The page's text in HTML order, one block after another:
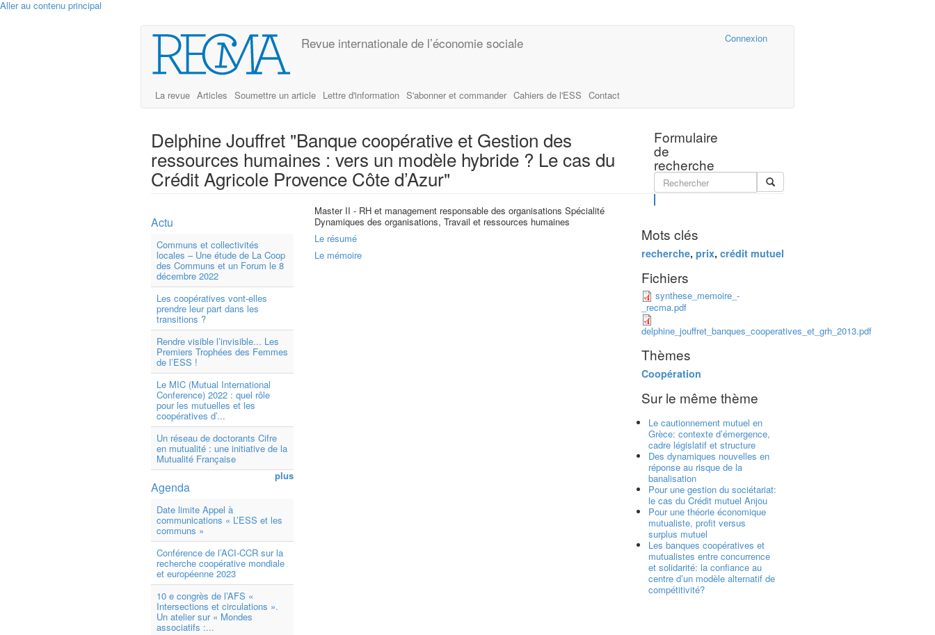
Aller au contenu principal
Connexion
Revue internationale de l’économie sociale
La revue Articles Soumettre un article Lettre d'information S'abonner et commander Cahiers de l'ESS Contact
Formulaire
de
recherche
Delphine Jouffret "Banque coopérative et Gestion des
ressources humaines : vers un modèle hybride ? Le cas du
Crédit Agricole Provence Côte d’Azur"
Actu
Communs et collectivités
locales – Une étude de La Coop
des Communs et un Forum le 8
décembre 2022
Les coopératives vont-elles
prendre leur part dans les
transitions ?
Rendre visible l’invisible... Les
Premiers Trophées des Femmes
de l’ESS !
Le MIC (Mutual International
Conference) 2022 : quel rôle
pour les mutuelles et les
coopératives d’...
Un réseau de doctorants Cifre
en mutualité : une initiative de la
Mutualité Française
plus
Agenda
Date limite Appel à
communications « L’ESS et les
communs »
Conférence de l’ACI-CCR sur la
recherche coopérative mondiale
et européenne 2023
10 e congrès de l’AFS «
Intersections et circulations ».
Un atelier sur « Mondes
associatifs :...
Master II - RH et management responsable des organisations Spécialité
Dynamiques des organisations, Travail et ressources humaines
Le résumé
Le mémoire
Mots clés
recherche, prix, crédit mutuel
Fichiers
synthese_memoire_-
_recma.pdf
delphine_jouffret_banques_cooperatives_et_grh_2013.pdf
Thèmes
Coopération
Sur le même thème
Le cautionnement mutuel en
Grèce: contexte d’émergence,
cadre législatif et structure
Des dynamiques nouvelles en
réponse au risque de la
banalisation
Pour une gestion du sociétariat:
le cas du Crédit mutuel Anjou
Pour une théorie économique
mutualiste, profit versus
surplus mutuel
Les banques coopératives et
mutualistes entre concurrence
et solidarité: la confiance au
centre d’un modèle alternatif de
compétitivité?